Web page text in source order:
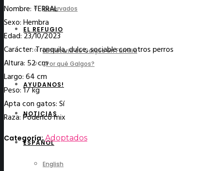
Reservados
EL REFUGIO
La historia de Galgos en Familia
¿Por qué Galgos?
AYUDANOS!
NOTICIAS
ESPAÑOL
English
Nombre: TERRAL
Sexo: Hembra
Edad: 23/10/2023
Carácter: Tranquila, dulce, sociable con otros perros
Altura: 52 cm
Largo: 64 cm
Peso: 17 kg
Apta con gatos: Sí
Raza: Podenco mix
Categoría: Adoptados